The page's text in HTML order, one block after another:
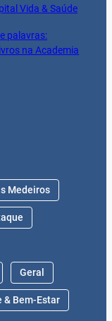
Vida & Saúde
palavras:
na Academia
Medeiros
Geral
& Bem-Estar